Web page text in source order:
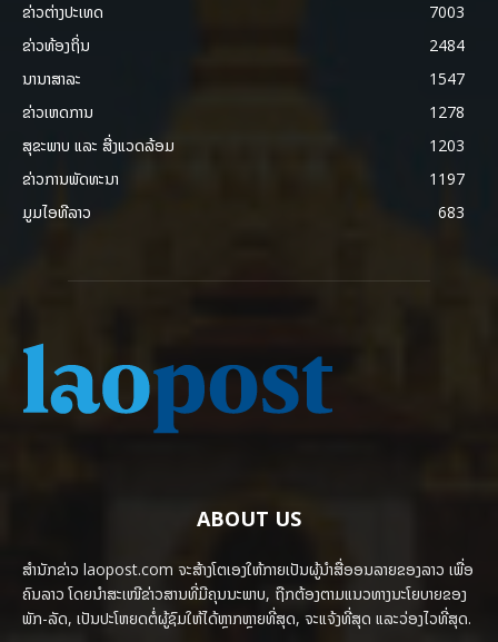
ຂ່າວຕ່າງປະເທດ
7003
ຂ່າວທ້ອງຖິ່ນ
2484
ນານາສາລະ
1547
ຂ່າວເຫດການ
1278
ສຸຂະພາບ ແລະ ສີ່ງແວດລ້ອມ
1203
ຂ່າວການພັດທະນາ
1197
ມູມໄອທີລາວ
683
ABOUT US
ສຳນັກຂ່າວ laopost.com ຈະສ້າງໂຕເອງໃຫ້ກາຍເປັນຜູ້ນຳສື່ອອນລາຍຂອງລາວ ເພື່ອ
ຄົນລາວ ໂດຍນຳສະເໜີຂ່າວສານທີ່ມີຄຸນນະພາບ, ຖືກຕ້ອງຕາມແນວທາງນະໂຍບາຍຂອງ
ພັກ-ລັດ, ເປັນປະໂຫຍດຕໍ່ຜູ້ຊົມໃຫ້ໄດ້ຫຼາກຫຼາຍທີ່ສຸດ, ຈະແຈ້ງທີ່ສຸດ ແລະວ່ອງໄວທີ່ສຸດ.